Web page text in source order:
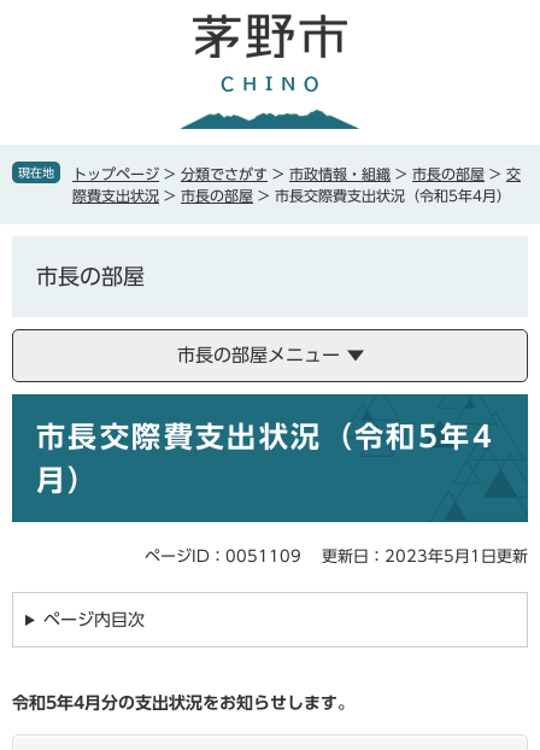
で
ば現在地 トップページ > 分類でさがす > 市政情報・組織 > 市長の部屋 > 交
際費支出状況 > 市長の部屋 > 市長交際費支出状況（令和5年4月）
市長の部屋
市長の部屋メニュー
市長交際費支出状況（令和5年4
月）
ページID：0051109 更新日：2023年5月1日更新
ページ内目次
令和5年4月分の支出状況をお知らせします。